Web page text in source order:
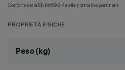
Conforme alla EN60598-1 e alle normative pertinenti.
PROPRIETÀ FISICHE
Peso (kg)